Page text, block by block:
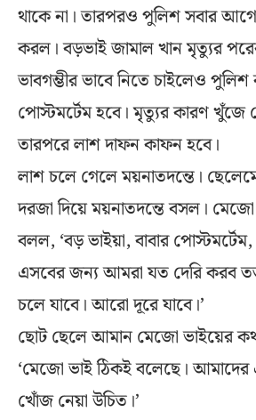
থাকে না। তারপরও পুলিশ সবার
করল। বড়ভাই জামাল খান মৃত্যুর
ভাবগম্ভীর ভাবে নিতে চাইলেও
পোস্টমর্টেম হবে। মৃত্যুর কারণ খুঁজে
তারপরে লাশ দাফন কাফন হবে।
লাশ চলে গেলে ময়নাতদন্তে।
দরজা দিয়ে ময়নাতদন্তে বসল।
বলল, ‘বড় ভাইয়া, বাবার
এসবের জন্য আমরা যত দেরি করব
চলে যাবে। আরো দূরে যাবে।’
ছোট ছেলে আমান মেজো ভাইয়ের
‘মেজো ভাই ঠিকই বলেছে। আমাদের
খোঁজ নেয়া উচিত।’